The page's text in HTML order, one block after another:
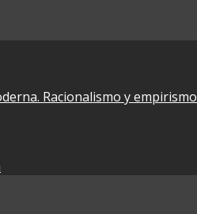
Racionalismo y empirismo